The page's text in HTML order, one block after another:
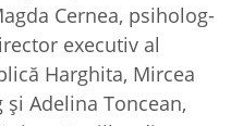
Cernea, psiholog-
executiv al
Harghita, Mircea
Adelina Toncean,